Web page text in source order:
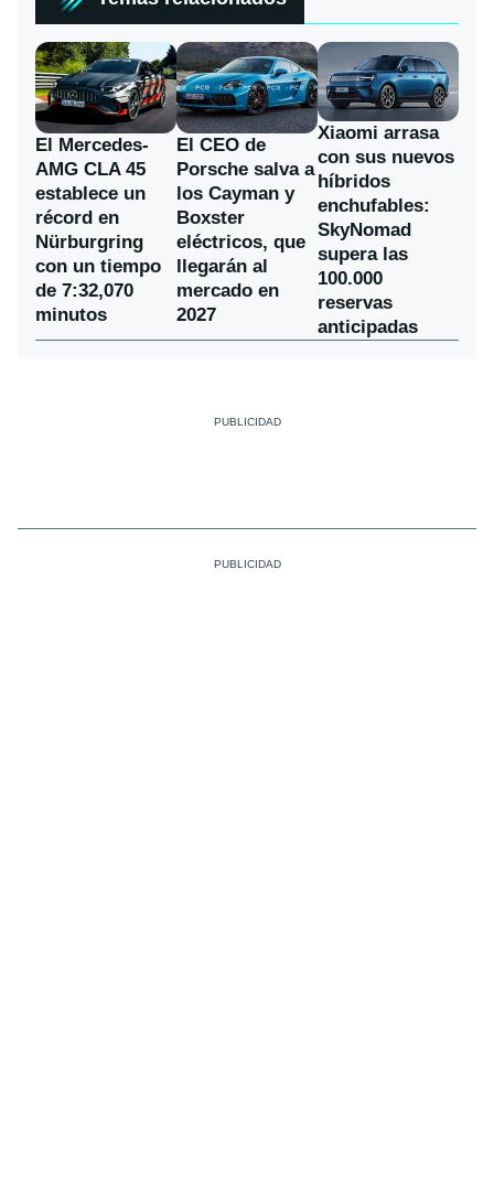
El Mercedes-
AMG CLA 45
establece un
récord en
Nürburgring
con un tiempo
de 7:32,070
minutos
El CEO de
Porsche salva a
los Cayman y
Boxster
eléctricos, que
llegarán al
mercado en
2027
Xiaomi arrasa
con sus nuevos
híbridos
enchufables:
SkyNomad
supera las
100.000
reservas
anticipadas